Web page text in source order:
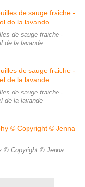
de sauge fraiche -
de la lavande
de sauge fraiche -
de la lavande
© Copyright © Jenna